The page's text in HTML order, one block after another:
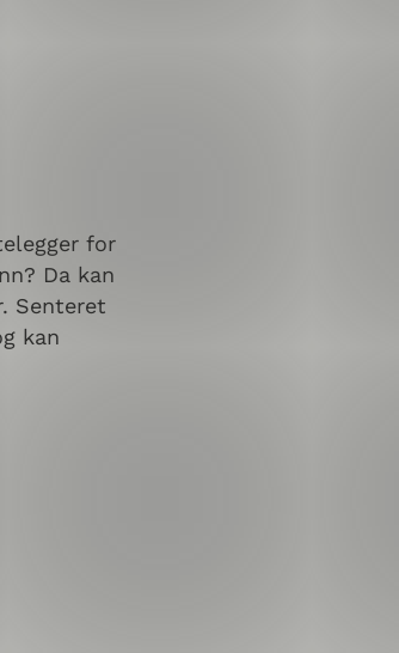
for
Da kan
Senteret
kan